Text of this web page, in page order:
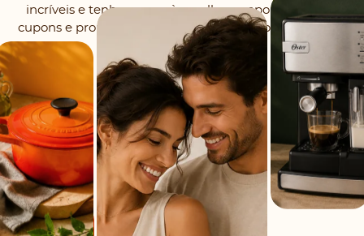
incríveis e tenha acesso às melhores oportunidades,
cupons e promoções selecionadas todos os dias no seu
WhatsApp.